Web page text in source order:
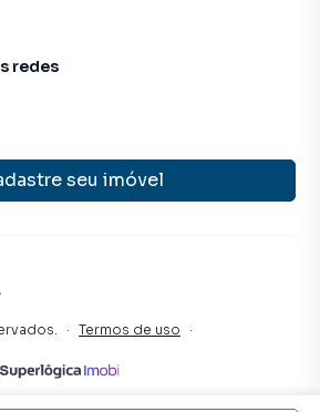
seu imóvel
redes
.
· Termos de uso ·